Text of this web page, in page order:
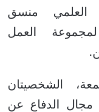
لعلمي منسق
لمجموعة العمل
الشخصيتان
مجال الدفاع عن